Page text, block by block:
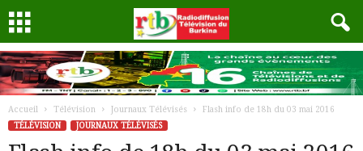
Accueil Télévision Journaux Télévisés
Flash info de 18h du 03 mai 2016
TÉLÉVISION
JOURNAUX TÉLÉVISÉS